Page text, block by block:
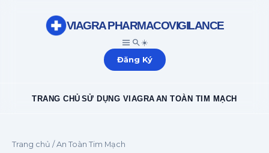
☀️
VIAGRA PHARMACOVIGILANCE
Đăng Ký
TRANG CHỦ SỬ DỤNG VIAGRA AN TOÀN TIM MẠCH
Trang chủ / An Toàn Tim Mạch